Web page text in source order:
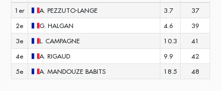
1er A. PEZZUTO-LANGE 3.7
37
2e
G. HALGAN 4.6
39
3e
L. CAMPAGNE 10.3
41
4e
A. RIGAUD 9.9
42
5e
A. MANDOUZE BABITS 18.5 48